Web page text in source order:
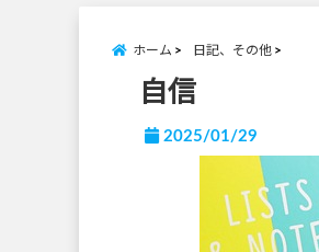
ホーム 日記、その他
自信
2025/01/29